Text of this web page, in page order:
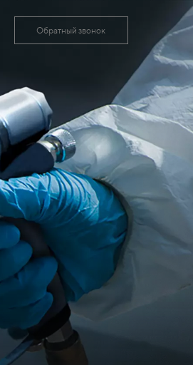
Обратный звонок